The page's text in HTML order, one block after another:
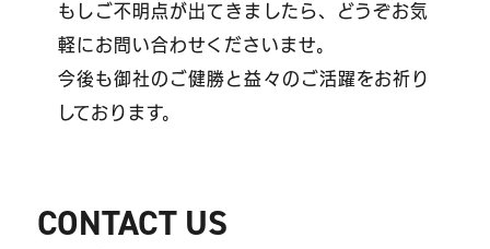
もしご不明点が出てきましたら、どうぞお気
軽にお問い合わせくださいませ。
今後も御社のご健勝と益々のご活躍をお祈り
しております。
CONTACT US